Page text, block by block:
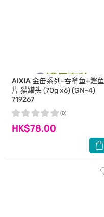
AIXIA金缶系列-吞拿鱼+鲣鱼
片 猫罐头 (70g x6) (GN-4)
719267
HK$78.00
(0)